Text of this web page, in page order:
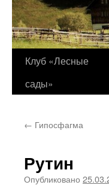
Клуб «Лесные
сады»
← Гипосфагма
Рутин
Опубликовано